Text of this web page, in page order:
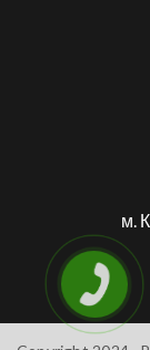
м.